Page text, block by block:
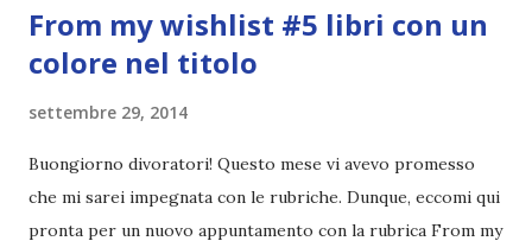
From my wishlist #5 libri con un
colore nel titolo
settembre 29, 2014
Buongiorno divoratori! Questo mese vi avevo promesso
che mi sarei impegnata con le rubriche. Dunque, eccomi qui
pronta per un nuovo appuntamento con la rubrica From my